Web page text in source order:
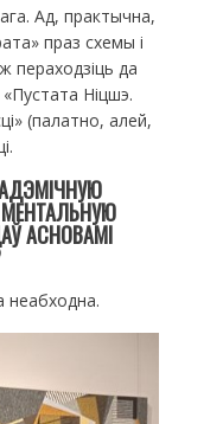
Ад, практычна,
праз схемы і
пераходзіць да
Ніцшэ.
(палатно, алей,
АСНОВАМІ
неабходна.